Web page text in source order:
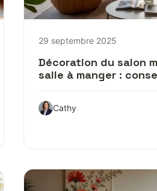
29 septembre 2025
Décoration du salon
salle à manger :
Cathy